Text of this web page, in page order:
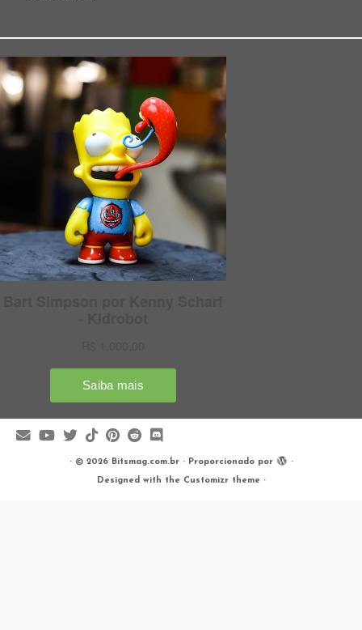
· © 2026 Bitsmag.com.br· Proporcionado por ·
Designed with the Customizr theme ·